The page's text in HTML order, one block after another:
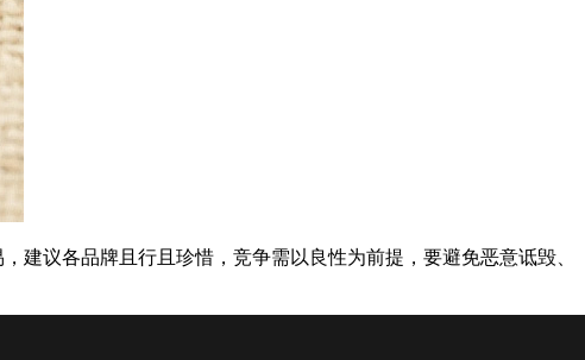
议各品牌且行且珍惜，竞争需以良性为前提，要避免恶意诋毁、